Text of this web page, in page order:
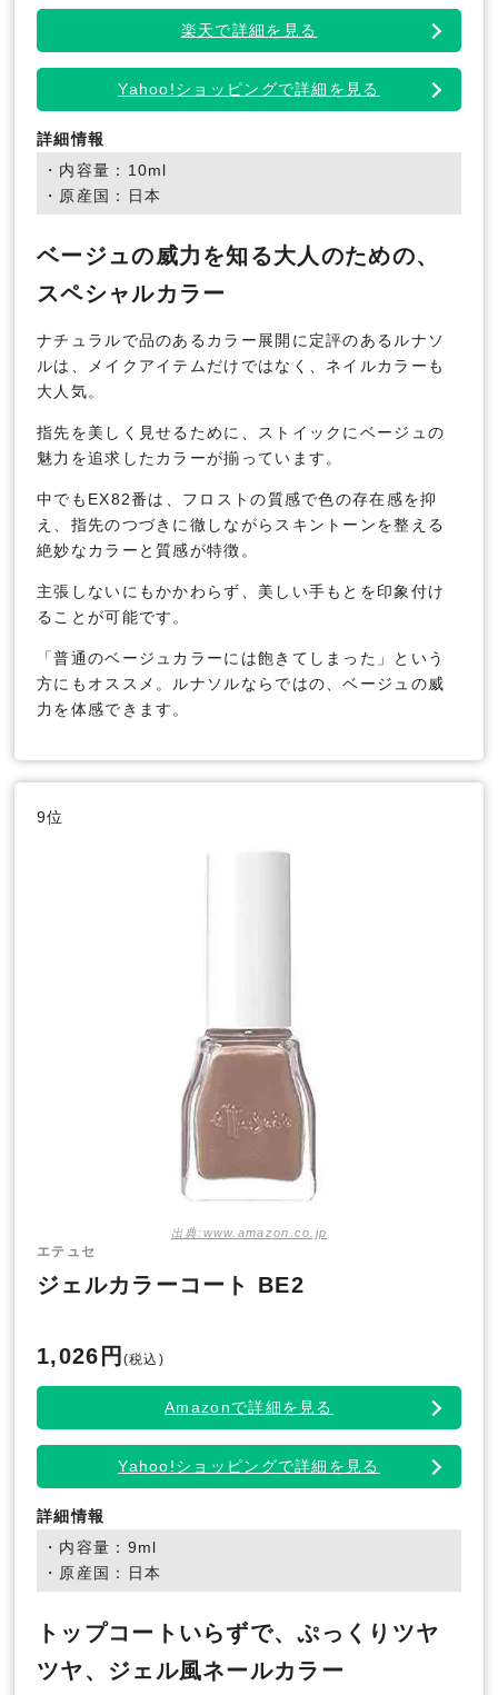
楽天で詳細を見る
Yahoo!ショッピングで詳細を見る
詳細情報
・内容量：10ml
・原産国：日本
ベージュの威力を知る大人のための、
スペシャルカラー
ナチュラルで品のあるカラー展開に定評のあるルナソ
ルは、メイクアイテムだけではなく、ネイルカラーも
大人気。
指先を美しく見せるために、ストイックにベージュの
魅力を追求したカラーが揃っています。
中でもEX82番は、フロストの質感で色の存在感を抑
え、指先のつづきに徹しながらスキントーンを整える
絶妙なカラーと質感が特徴。
主張しないにもかかわらず、美しい手もとを印象付け
ることが可能です。
「普通のベージュカラーには飽きてしまった」という
方にもオススメ。ルナソルならではの、ベージュの威
力を体感できます。
9位
出典:www.amazon.co.jp
エテュセ
ジェルカラーコート BE2
1,026円 (税込)
Amazonで詳細を見る
Yahoo!ショッピングで詳細を見る
詳細情報
・内容量：9ml
・原産国：日本
トップコートいらずで、ぷっくりツヤ
ツヤ、ジェル風ネールカラー